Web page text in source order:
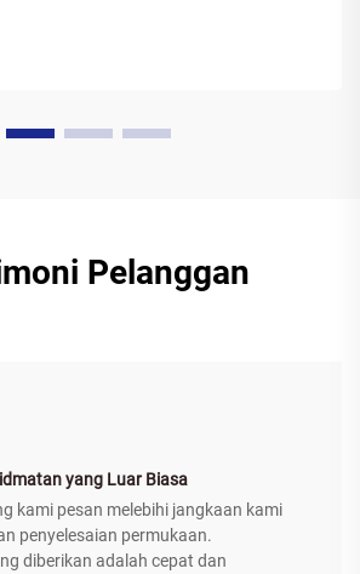
Pelanggan
yang Luar Biasa
kami pesan melebihi jangkaan kami
penyelesaian permukaan.
diberikan adalah cepat dan